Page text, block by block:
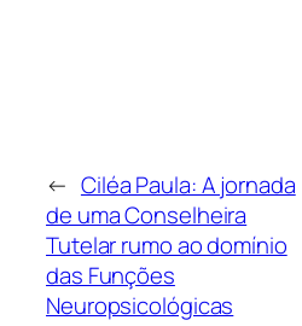
← Ciléa Paula: A jornada
de uma Conselheira
Tutelar rumo ao domínio
das Funções
Neuropsicológicas